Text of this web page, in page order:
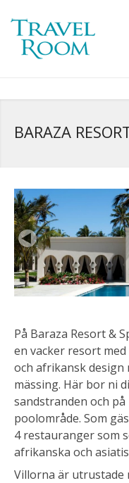
BARAZA
På Baraza Resort &
en vacker resort
och afrikansk design
mässing. Här bor ni
sandstranden och
poolområde. Som
4 restauranger som
afrikanska och
Villorna är utrustade